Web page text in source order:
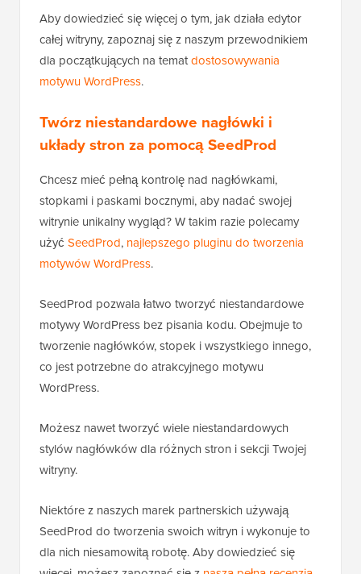
Aby dowiedzieć się więcej o tym, jak działa edytor
całej witryny, zapoznaj się z naszym przewodnikiem
dla początkujących na tematdostosowywania
motywu WordPress.
Twórz niestandardowe nagłówki i
układy stron za pomocą SeedProd
Chcesz mieć pełną kontrolę nad nagłówkami,
stopkami i paskami bocznymi, aby nadać swojej
witrynie unikalny wygląd? W takim razie polecamy
użyć SeedProd, najlepszego pluginu do tworzenia
motywów WordPress.
SeedProd pozwala łatwo tworzyć niestandardowe
motywy WordPress bez pisania kodu. Obejmuje to
tworzenie nagłówków, stopek i wszystkiego innego,
co jest potrzebne do atrakcyjnego motywu
WordPress.
Możesz nawet tworzyć wiele niestandardowych
stylów nagłówków dla różnych stron i sekcji Twojej
witryny.
Niektóre z naszych marek partnerskich używają
SeedProd do tworzenia swoich witryn i wykonuje to
dla nich niesamowitą robotę. Aby dowiedzieć się